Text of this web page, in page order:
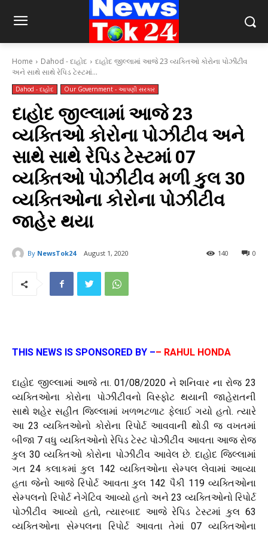
Home Dahod - દાહોદ
દાહોદ જીલ્લામાં આજે 23 વ્યક્તિઓ કોરોના પોઝીટીવ
અને સાથે સાથે રેપિડ ટેસ્ટમાં...
Dahod - દાહોદ Our Government - આપણી સરકાર
દાહોદ જીલ્લામાં આજે 23
વ્યક્તિઓ કોરોના પોઝીટીવ અને
સાથે સાથે રેપિડ ટેસ્ટમાં 07
વ્યક્તિઓ પોઝીટીવ મળી કુલ 30
વ્યક્તિઓના કોરોના પોઝીટીવ
જાહેર થયા
By NewsTok24 August 1, 2020 0
140
THIS NEWS IS SPONSORED BY –– RAHUL HONDA
દાહોદ જીલ્લામાં આજે તા. 01/08/2020 ને શનિવાર ના રોજ 23
વ્યક્તિઓના કોરોના પોઝીટીવનો વિસ્ફોટ થયાની જાહેરાતની
સાથે શહેર સહીત જિલ્લામાં ખળભટળાટ ફેલાઈ ગયો હતો. ત્યારે
આ 23 વ્યક્તિઓનો કોરોના રિપોર્ટ આવવાની થોડી જ વખતમાં
બીજા 7 વધુ વ્યક્તિઓનો રેપિડ ટેસ્ટ પોઝીટીવ આવતા આજ રોજ
કુલ 30 વ્યક્તિઓ કોરોના પોઝીટીવ આવેલ છે. દાહોદ જિલ્લામાં
ગત 24 કલાકમાં કુલ 142 વ્યક્તિઓના સેમ્પલ લેવામાં આવ્યા
હતા જેનો આજે રિપોર્ટ આવતા કુલ 142 પૈકી 119 વ્યક્તિઓના
સેમ્પલનો રિપોર્ટ નેગેટિવ આવ્યો હતો અને 23 વ્યક્તિઓનો રિપોર્ટ
પોઝીટીવ આવ્યો હતો, ત્યારબાદ આજે રેપિડ ટેસ્ટમાં કુલ 63
વ્યક્તિઓના સેમ્પલના રિપોર્ટ આવતા તેમાં 07 વ્યક્તિઓના